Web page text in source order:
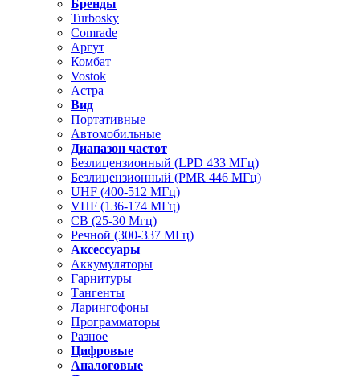
Бренды
Turbosky
Comrade
Аргут
Комбат
Vostok
Астра
Вид
Портативные
Автомобильные
Диапазон частот
Безлицензионный (LPD 433 МГц)
Безлицензионный (PMR 446 МГц)
UHF (400-512 МГц)
VHF (136-174 МГц)
CB (25-30 Мгц)
Речной (300-337 МГц)
Аксессуары
Аккумуляторы
Гарнитуры
Тангенты
Ларингофоны
Программаторы
Разное
Цифровые
Аналоговые